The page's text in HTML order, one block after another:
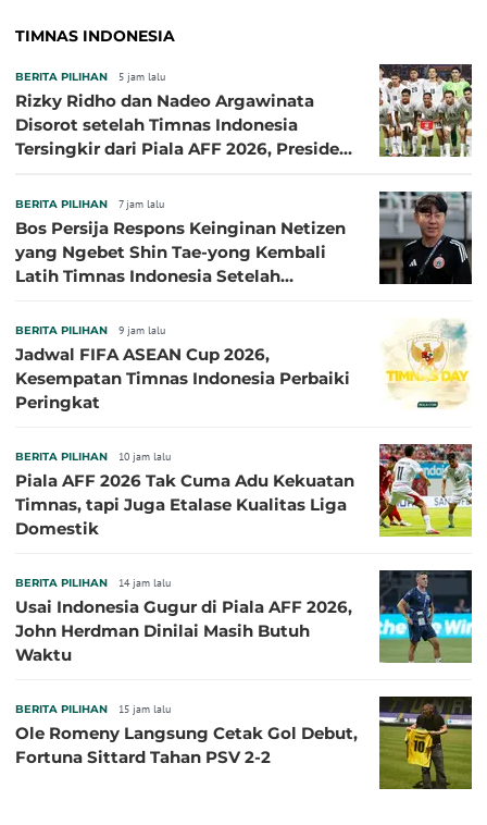
TIMNAS INDONESIA
BERITA PILIHAN 5 jam lalu
Rizky Ridho dan Nadeo Argawinata
Disorot setelah Timnas Indonesia
Tersingkir dari Piala AFF 2026, Presiden
BERITA PILIHAN 7 jam lalu
Bos Persija Respons Keinginan Netizen
yang Ngebet Shin Tae-yong Kembali
Latih Timnas Indonesia Setelah
BERITA PILIHAN 9 jam lalu
Jadwal FIFA ASEAN Cup 2026,
Kesempatan Timnas Indonesia Perbaiki
Peringkat
BERITA PILIHAN 10 jam lalu
Piala AFF 2026 Tak Cuma Adu Kekuatan
Timnas, tapi Juga Etalase Kualitas Liga
Domestik
BERITA PILIHAN 14 jam lalu
Usai Indonesia Gugur di Piala AFF 2026,
John Herdman Dinilai Masih Butuh
Waktu
BERITA PILIHAN 15 jam lalu
Ole Romeny Langsung Cetak Gol Debut,
Fortuna Sittard Tahan PSV 2-2